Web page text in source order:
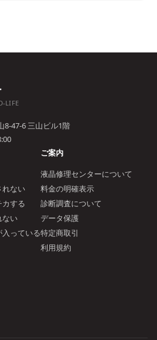
LIFE
8-47-6 三山ビル1階
れない
する
ない
っている
ご案内
液晶修理センターについて
料金の明確表示
診断調査について
データ保護
特定商取引
利用規約